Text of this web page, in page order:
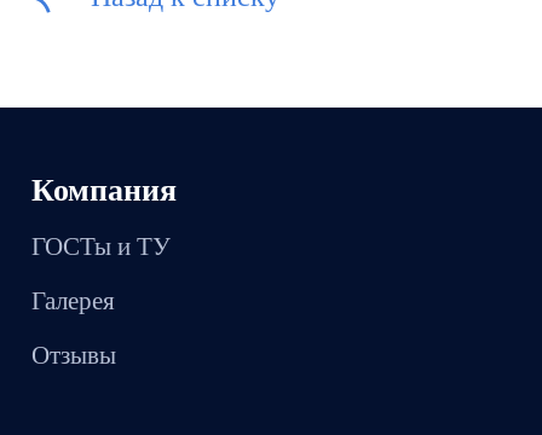
Компания
ГОСТы и ТУ
Галерея
Отзывы